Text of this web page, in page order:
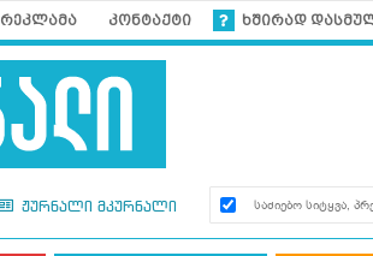
რეკლამა კონტაქტი ხშირად
ჟურნალი მკურნალი